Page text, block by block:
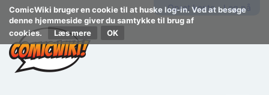
ComicWiki bruger en cookie til at huske log-in. Ved at besøge
denne hjemmeside giver du samtykke til brug af
cookies.
Læs mere
Opret konto Log på